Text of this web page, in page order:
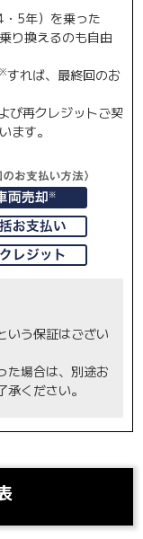
5年）を乗った
り換えるのも自由
※すれば、最終回のお
び再クレジットご契
ます。
いう保証はござい
た場合は、別途お
ください。